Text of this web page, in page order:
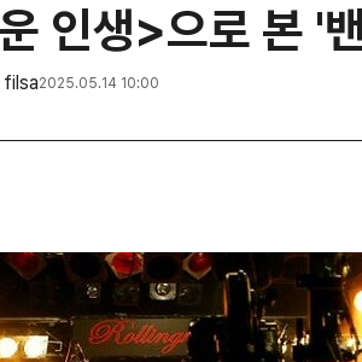
인생>으로 본 '
filsa2025.05.14 10:00